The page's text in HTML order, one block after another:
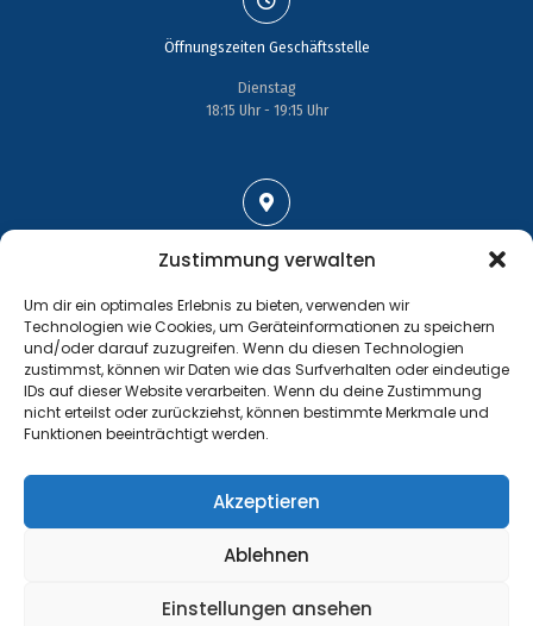
Zustimmung verwalten
Um dir ein optimales Erlebnis zu bieten, verwenden wir
Technologien wie Cookies, um Geräteinformationen zu speichern
und/oder darauf zuzugreifen. Wenn du diesen Technologien
zustimmst, können wir Daten wie das Surfverhalten oder eindeutige
IDs auf dieser Website verarbeiten. Wenn du deine Zustimmung
nicht erteilst oder zurückziehst, können bestimmte Merkmale und
Funktionen beeinträchtigt werden.
Akzeptieren
Ablehnen
Einstellungen ansehen
Öffnungszeiten Geschäftsstelle
Dienstag
18:15 Uhr - 19:15 Uhr
Großenhainer Straße 17
01689 Wein­böhla
Kontakt
Tel.: +49 35243 477267
info@handball-weinboehla.de
Website Sponsored byPRODATIS CONSULTING AG